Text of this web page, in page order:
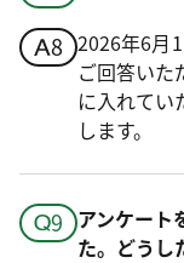
2026年6月
ご回答いた
に入れてい
します。
アンケート
た。どうし